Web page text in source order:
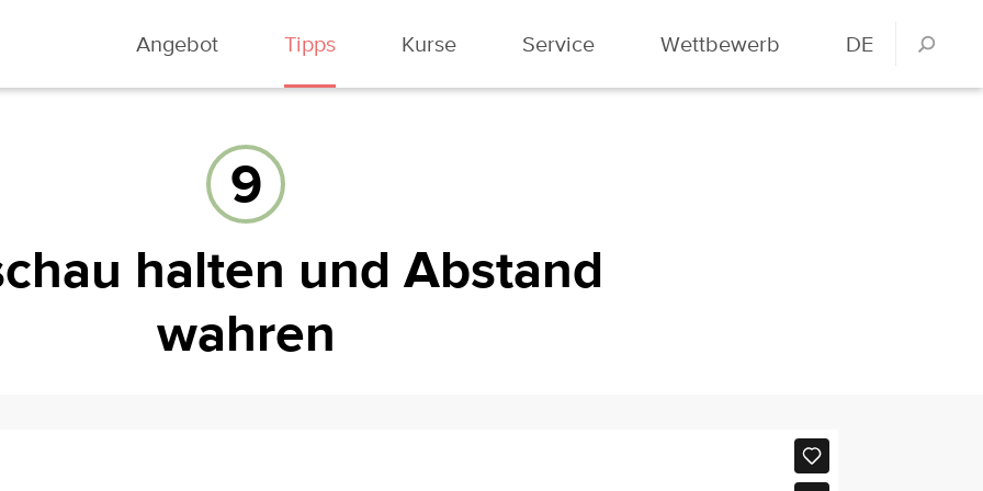
Angebot Tipps Kurse Service Wettbewerb DE
9
halten und Abstand
wahren